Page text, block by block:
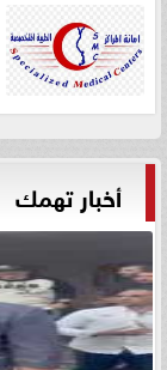
أخبار تهمك